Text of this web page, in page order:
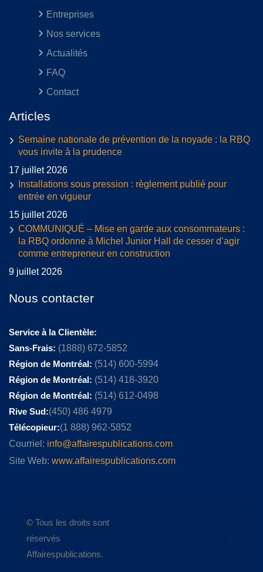
Entreprises
Nos services
Actualités
FAQ
Contact
Articles
Semaine nationale de prévention de la noyade : la RBQ
vous invite à la prudence
17 juillet 2026
Installations sous pression : règlement publié pour
entrée en vigueur
15 juillet 2026
COMMUNIQUÉ – Mise en garde aux consommateurs :
la RBQ ordonne à Michel Junior Hall de cesser d’agir
comme entrepreneur en construction
9 juillet 2026
Nous contacter
Service à la Clientèle:
Sans-Frais: (1888) 672-5852
Région de Montréal: (514) 600-5994
Région de Montréal: (514) 418-3920
Région de Montréal: (514) 612-0498
Rive Sud:(450) 486 4979
Télécopieur:(1 888) 962-5852
Courriel: info@affairespublications.com
Site Web: www.affairespublications.com
© Tous les droits sont
réservés
Affairespublications.